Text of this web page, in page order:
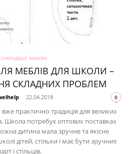
мамам
МЕБЛІВ ДЛЯ ШКОЛИ –
СКЛАДНИХ ПРОБЛЕМ
- 22.04.2018 0
практично традиція для великих
Школа потребує оптових поставках
дитина мала зручне та якісне
дітей, стільки і має бути зручних
і стільців.